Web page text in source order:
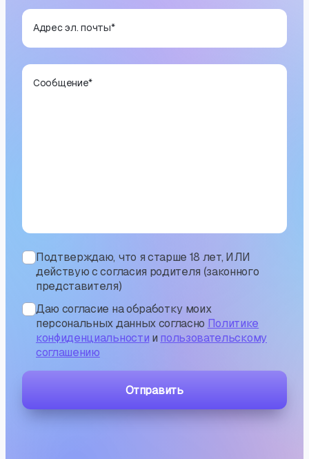
Адрес эл. почты*
Сообщение*
Подтверждаю, что я старше 18 лет, ИЛИ
действую с согласия родителя (законного
представителя)
Даю согласие на обработку моих
персональных данных согласно Политике
конфиденциальности и пользовательскому
соглашению
Отправить